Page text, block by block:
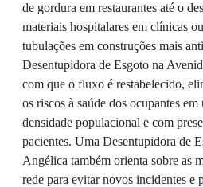
de gordura em restaurantes até o
materiais hospitalares em clínicas
tubulações em construções mais
Desentupidora de Esgoto na
com que o fluxo é restabelecido,
os riscos à saúde dos ocupantes
densidade populacional e com
pacientes. Uma Desentupidora de
Angélica também orienta sobre as
rede para evitar novos incidentes e